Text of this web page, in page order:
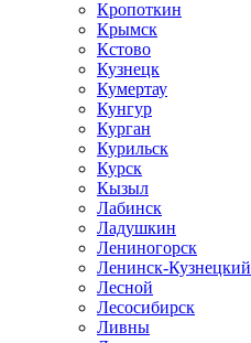
Кропоткин
Крымск
Кстово
Кузнецк
Кумертау
Кунгур
Курган
Курильск
Курск
Кызыл
Лабинск
Ладушкин
Лениногорск
Ленинск-Кузнецкий
Лесной
Лесосибирск
Ливны